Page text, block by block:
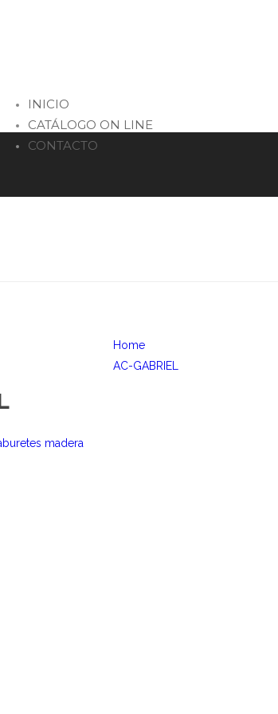
INICIO
CATÁLOGO ON LINE
CONTACTO
Home
AC-GABRIEL
madera